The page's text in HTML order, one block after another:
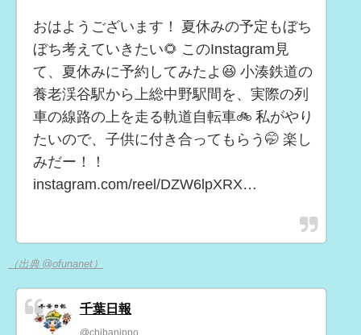
おはようございます！ 夏休みの予定もぼち
ぼち考えていきたい🌻 このInstagram見
て、夏休みに予約してみたよ😆 小湊鉄道の
養老渓谷駅から上総中野駅間を、実際の列
車の線路の上を走る軌道自転車🚲 私がやり
たいので、子供に付き合ってもらう🤭 楽し
みだー！！
instagram.com/reel/DZW6lpXRX…
（出典 @ofunanet）
千葉日報
@chibanippo